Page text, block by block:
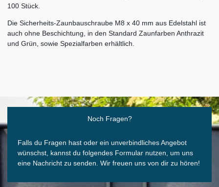
100 Stück.
Die Sicherheits-Zaunbauschraube M8 x 40 mm aus Edelstahl ist
auch ohne Beschichtung, in den Standard Zaunfarben Anthrazit
und Grün, sowie Spezialfarben erhältlich.
Noch Fragen?
Falls du Fragen hast oder ein unverbindliches Angebot
wünschst, kannst du folgendes Formular nutzen, um uns
eine Nachricht zu senden. Wir freuen uns von dir zu hören!
Ceres::Template.mailFormHoneypotLabel